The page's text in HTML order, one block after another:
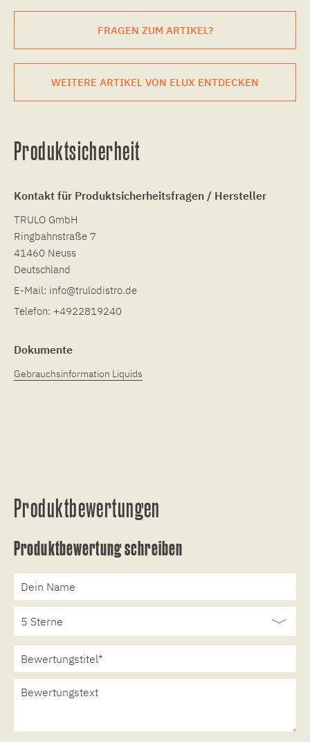
FRAGEN ZUM ARTIKEL?
WEITERE ARTIKEL VON ELUX ENTDECKEN
Produktsicherheit
Kontakt für Produktsicherheitsfragen / Hersteller
TRULO GmbH
Ringbahnstraße 7
41460 Neuss
Deutschland
E-Mail: info@trulodistro.de
Telefon: +4922819240
Dokumente
Gebrauchsinformation Liquids
Produktbewertungen
Produktbewertung schreiben